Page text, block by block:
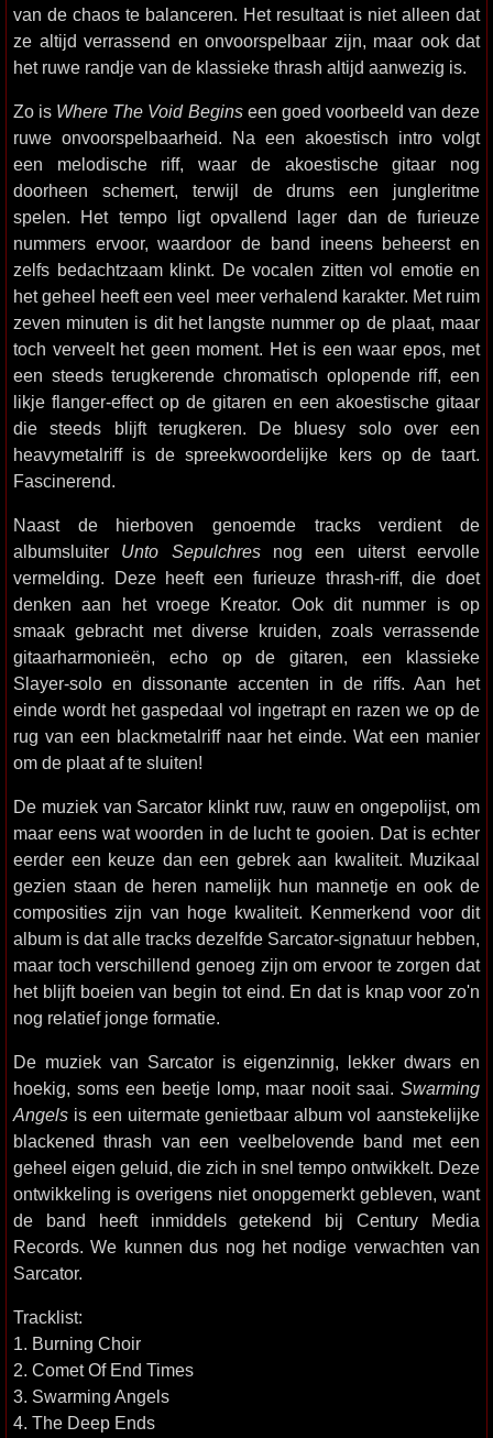
van de chaos te balanceren. Het resultaat is niet alleen dat
ze altijd verrassend en onvoorspelbaar zijn, maar ook dat
het ruwe randje van de klassieke thrash altijd aanwezig is.
Zo is Where The Void Beginseen goed voorbeeld van deze
ruwe onvoorspelbaarheid. Na een akoestisch intro volgt
een melodische riff, waar de akoestische gitaar nog
doorheen schemert, terwijl de drums een jungleritme
spelen. Het tempo ligt opvallend lager dan de furieuze
nummers ervoor, waardoor de band ineens beheerst en
zelfs bedachtzaam klinkt. De vocalen zitten vol emotie en
het geheel heeft een veel meer verhalend karakter. Met ruim
zeven minuten is dit het langste nummer op de plaat, maar
toch verveelt het geen moment. Het is een waar epos, met
een steeds terugkerende chromatisch oplopende riff, een
likje flanger-effect op de gitaren en een akoestische gitaar
die steeds blijft terugkeren. De bluesy solo over een
heavymetalriff is de spreekwoordelijke kers op de taart.
Fascinerend.
Naast de hierboven genoemde tracks verdient de
albumsluiter Unto Sepulchresnog een uiterst eervolle
vermelding. Deze heeft een furieuze thrash-riff, die doet
denken aan het vroege Kreator. Ook dit nummer is op
smaak gebracht met diverse kruiden, zoals verrassende
gitaarharmonieën, echo op de gitaren, een klassieke
Slayer-solo en dissonante accenten in de riffs. Aan het
einde wordt het gaspedaal vol ingetrapt en razen we op de
rug van een blackmetalriff naar het einde. Wat een manier
om de plaat af te sluiten!
De muziek van Sarcator klinkt ruw, rauw en ongepolijst, om
maar eens wat woorden in de lucht te gooien. Dat is echter
eerder een keuze dan een gebrek aan kwaliteit. Muzikaal
gezien staan de heren namelijk hun mannetje en ook de
composities zijn van hoge kwaliteit. Kenmerkend voor dit
album is dat alle tracks dezelfde Sarcator-signatuur hebben,
maar toch verschillend genoeg zijn om ervoor te zorgen dat
het blijft boeien van begin tot eind. En dat is knap voor zo'n
nog relatief jonge formatie.
De muziek van Sarcator is eigenzinnig, lekker dwars en
hoekig, soms een beetje lomp, maar nooit saai. Swarming
Angels is een uitermate genietbaar album vol aanstekelijke
blackened thrash van een veelbelovende band met een
geheel eigen geluid, die zich in snel tempo ontwikkelt. Deze
ontwikkeling is overigens niet onopgemerkt gebleven, want
de band heeft inmiddels getekend bij Century Media
Records. We kunnen dus nog het nodige verwachten van
Sarcator.
Tracklist:
1. Burning Choir
2. Comet Of End Times
3. Swarming Angels
4. The Deep Ends